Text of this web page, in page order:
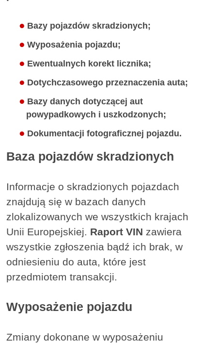
Bazy pojazdów skradzionych;
Wyposażenia pojazdu;
Ewentualnych korekt licznika;
Dotychczasowego przeznaczenia auta;
Bazy danych dotyczącej aut
powypadkowych i uszkodzonych;
Dokumentacji fotograficznej pojazdu.
Baza pojazdów skradzionych
Informacje o skradzionych pojazdach
znajdują się w bazach danych
zlokalizowanych we wszystkich krajach
Unii Europejskiej. Raport VIN zawiera
wszystkie zgłoszenia bądź ich brak, w
odniesieniu do auta, które jest
przedmiotem transakcji.
Wyposażenie pojazdu
Zmiany dokonane w wyposażeniu